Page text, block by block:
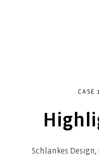
CASE
Schlankes Design,